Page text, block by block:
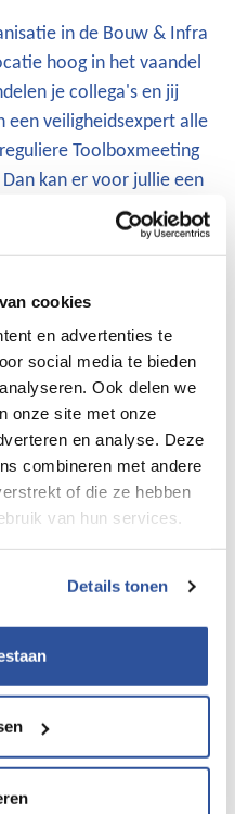
cookies
en advertenties te
social media te bieden
Ook delen we
onze site met onze
en analyse. Deze
combineren met andere
of die ze hebben
van hun services.
Details tonen
in de Bouw & Infra
hoog in het vaandel
je collega's en jij
een veiligheidsexpert alle
Toolboxmeeting
kan er voor jullie een
officiële
aantal PubQuizzen
& Infra
dat maakt niet uit.
& Infra kan de PubQuiz
de borrelnootjes
komt wie als eerst maalt.
10 en 25 medewerkers?
jouw bedrijf geschikt.